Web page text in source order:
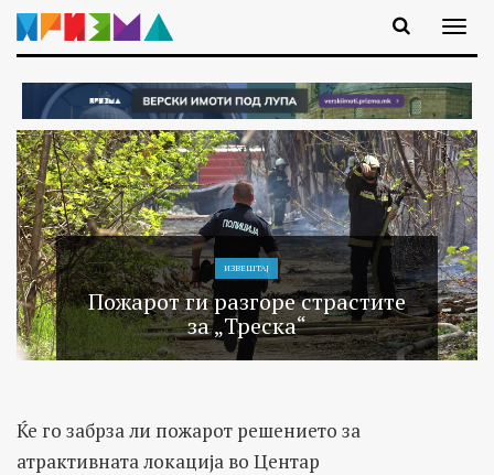
ИЗВЕШТАЈ
Пожарот ги разгоре страстите
за „Треска“
Ќе го забрза ли пожарот решението за
атрактивната локација во Центар